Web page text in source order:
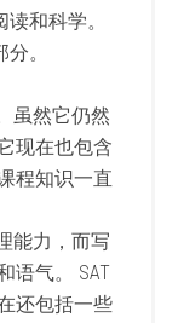
和科学。
。
虽然它仍然
现在也包含
程知识一直
能力，而写
语气。 SAT
还包括一些